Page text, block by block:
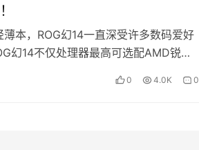
本，ROG幻14一直深受许多数码爱好
幻14不仅处理器最高可选配AMD锐龙9
0 4.0K 0